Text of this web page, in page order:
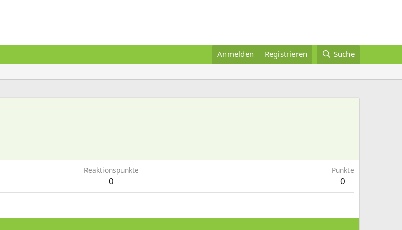
Anmelden Registrieren Suche
Reaktionspunkte
0
Punkte
0